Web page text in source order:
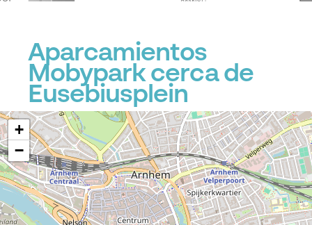
Aparcamientos
Mobypark cerca de
Eusebiusplein
+
−